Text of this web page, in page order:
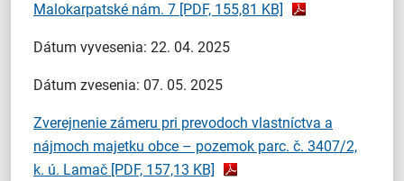
Malokarpatské nám. 7 [PDF, 155,81 KB]
Dátum vyvesenia: 22. 04. 2025
Dátum zvesenia: 07. 05. 2025
Zverejnenie zámeru pri prevodoch vlastníctva a
nájmoch majetku obce – pozemok parc. č. 3407/2,
k. ú. Lamač [PDF, 157,13 KB]